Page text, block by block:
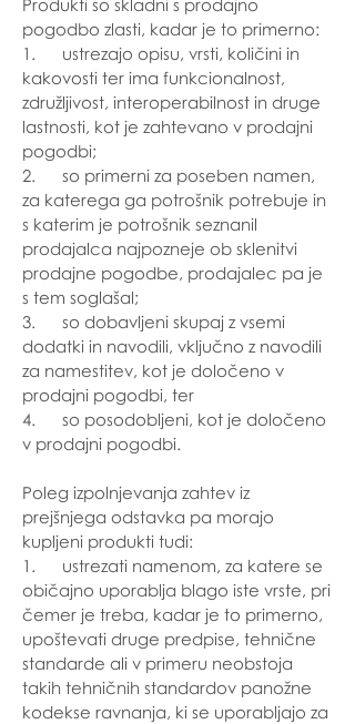
Produkti so skladni s prodajno
pogodbo zlasti, kadar je to primerno:
1. ustrezajo opisu, vrsti, količini in
kakovosti ter ima funkcionalnost,
združljivost, interoperabilnost in druge
lastnosti, kot je zahtevano v prodajni
pogodbi;
2. so primerni za poseben namen,
za katerega ga potrošnik potrebuje in
s katerim je potrošnik seznanil
prodajalca najpozneje ob sklenitvi
prodajne pogodbe, prodajalec pa je
s tem soglašal;
3. so dobavljeni skupaj z vsemi
dodatki in navodili, vključno z navodili
za namestitev, kot je določeno v
prodajni pogodbi, ter
4. so posodobljeni, kot je določeno
v prodajni pogodbi.
Poleg izpolnjevanja zahtev iz
prejšnjega odstavka pa morajo
kupljeni produkti tudi:
1. ustrezati namenom, za katere se
običajno uporablja blago iste vrste, pri
čemer je treba, kadar je to primerno,
upoštevati druge predpise, tehnične
standarde ali v primeru neobstoja
takih tehničnih standardov panožne
kodekse ravnanja, ki se uporabljajo za